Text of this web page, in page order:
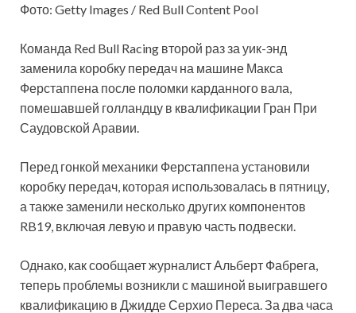
Фото: Getty Images / Red Bull Content Pool
Команда Red Bull Racing второй раз за уик-энд
заменила коробку передач на машине Макса
Ферстаппена после поломки карданного вала,
помешавшей голландцу в квалификации Гран При
Саудовской Аравии.
Перед гонкой механики Ферстаппена установили
коробку передач, которая использовалась в пятницу,
а также заменили несколько других компонентов
RB19, включая левую и правую часть подвески.
Однако, как сообщает журналист Альберт Фабрега,
теперь проблемы возникли с машиной выигравшего
квалификацию в Джидде Серхио Переса. За два часа